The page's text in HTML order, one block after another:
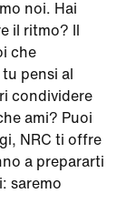
noi. Hai
il ritmo? Il
che
pensi al
condividere
ami? Puoi
NRC ti offre
a prepararti
saremo